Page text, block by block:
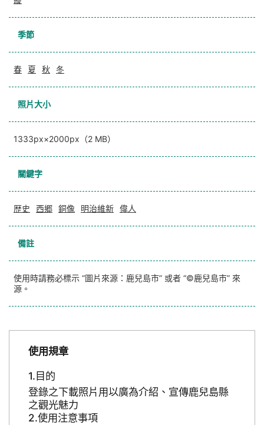
季節
春 夏 秋 冬
照片大小
1333px×2000px（2 MB）
關鍵字
歴史 西郷 銅像 明治維新 偉人
備註
使用時請務必標示 “圖片來源：鹿兒島市” 或者 “©鹿兒島市” 來
源。
使用規章
目的
登錄之下載照片用以廣為介紹、宣傳鹿兒島縣
之觀光魅力
使用注意事項